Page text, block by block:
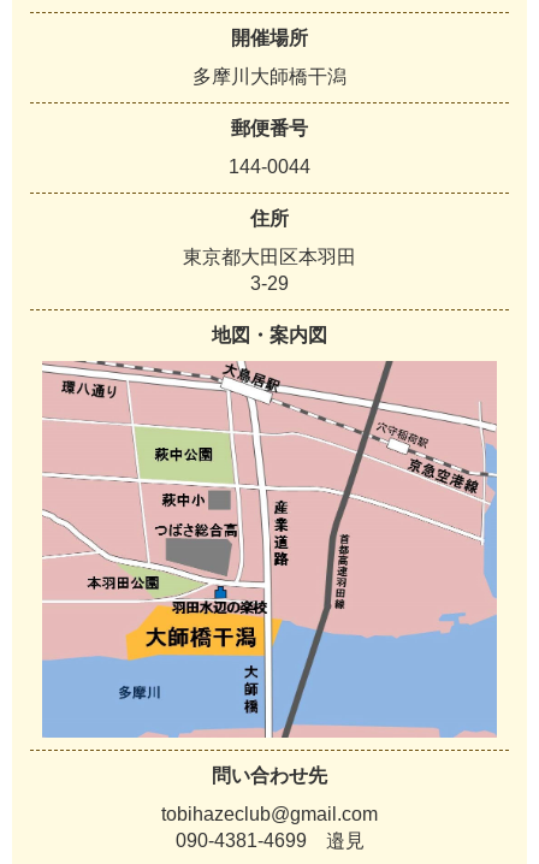
開催場所
多摩川大師橋干潟
郵便番号
144-0044
住所
東京都大田区本羽田
3-29
地図・案内図
問い合わせ先
tobihazeclub@gmail.com
090-4381-4699 邉見